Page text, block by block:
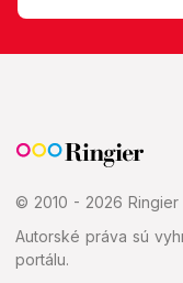
© 2010 - 2026 Ringier
Autorské práva sú
portálu.